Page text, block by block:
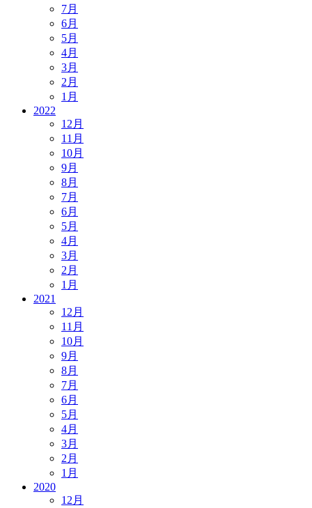
7月
6月
5月
4月
3月
2月
1月
2022
12月
11月
10月
9月
8月
7月
6月
5月
4月
3月
2月
1月
2021
12月
11月
10月
9月
8月
7月
6月
5月
4月
3月
2月
1月
2020
12月